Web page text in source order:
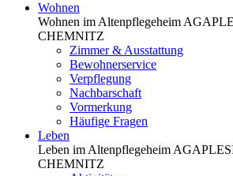
Wohnen
Wohnen im Altenpflegeheim
CHEMNITZ
Zimmer & Ausstattung
Bewohnerservice
Verpflegung
Nachbarschaft
Vormerkung
Häufige Fragen
Leben
Leben im Altenpflegeheim
CHEMNITZ